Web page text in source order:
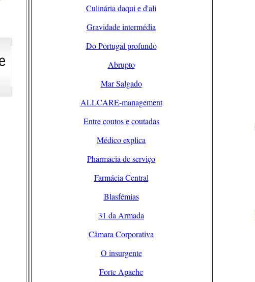
Culinária daqui e d'ali
Gravidade intermédia
Do Portugal profundo
Abrupto
Mar Salgado
ALLCARE-management
Entre coutos e coutadas
Médico explica
Pharmacia de serviço
Farmácia Central
Blasfémias
31 da Armada
Câmara Corporativa
O insurgente
Forte Apache